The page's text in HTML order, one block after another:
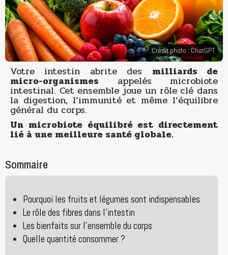
Crédit photo : ChatGPT
Votre intestin abrite des milliards de
micro-organismes appelés microbiote
intestinal. Cet ensemble joue un rôle clé dans
la digestion, l’immunité et même l’équilibre
général du corps.
Un microbiote équilibré est directement
lié à une meilleure santé globale.
Sommaire
Pourquoi les fruits et légumes sont indispensables
Le rôle des fibres dans l’intestin
Les bienfaits sur l’ensemble du corps
Quelle quantité consommer ?